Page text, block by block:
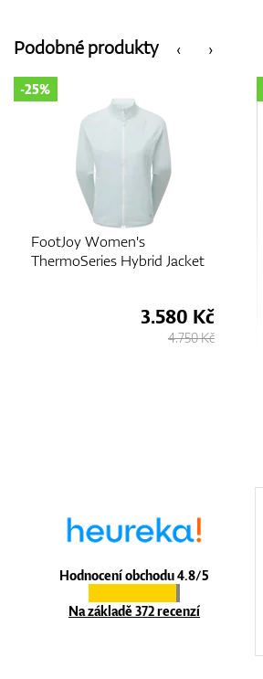
‹
Podobné produkty ›
FootJoy Women's
ThermoSeries Hybrid Jacket
-25%
3.580 Kč
4.750 Kč
Hodnocení obchodu 4.8/5
Na základě 372 recenzí